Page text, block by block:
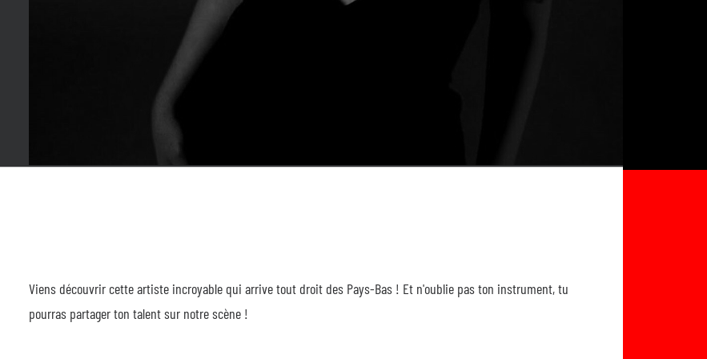
Viens découvrir cette artiste incroyable qui arrive tout droit des Pays-Bas ! Et n'oublie pas ton instrument, tu
pourras partager ton talent sur notre scène !